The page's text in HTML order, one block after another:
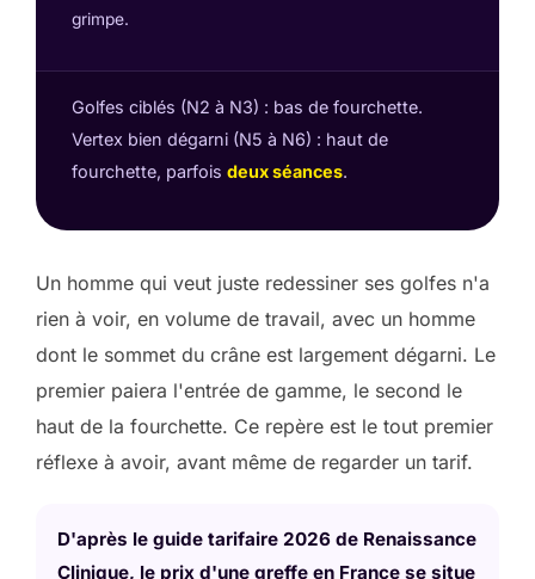
grimpe.
Golfes ciblés (N2 à N3) : bas de fourchette.
Vertex bien dégarni (N5 à N6) : haut de
fourchette, parfois deux séances.
Un homme qui veut juste redessiner ses golfes n'a
rien à voir, en volume de travail, avec un homme
dont le sommet du crâne est largement dégarni. Le
premier paiera l'entrée de gamme, le second le
haut de la fourchette. Ce repère est le tout premier
réflexe à avoir, avant même de regarder un tarif.
D'après le guide tarifaire 2026 de Renaissance
Clinique, le prix d'une greffe en France se situe